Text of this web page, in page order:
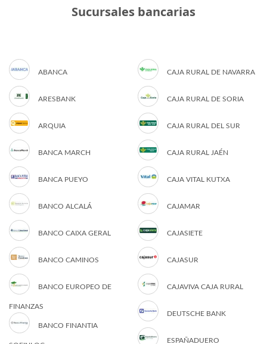
Sucursales bancarias
ABANCA
ARESBANK
ARQUIA
BANCA MARCH
BANCA PUEYO
BANCO ALCALÁ
BANCO CAIXA GERAL
BANCO CAMINOS
BANCO EUROPEO DE
FINANZAS
BANCO FINANTIA
CAJA RURAL DE NAVARRA
CAJA RURAL DE SORIA
CAJA RURAL DEL SUR
CAJA RURAL JAÉN
CAJA VITAL KUTXA
CAJAMAR
CAJASIETE
CAJASUR
CAJAVIVA CAJA RURAL
DEUTSCHE BANK
ESPAÑADUERO